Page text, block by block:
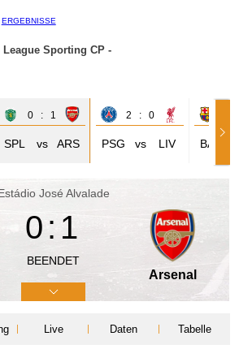
ERGEBNISSE
League Sporting CP -
0 : 1
SPL vs ARS
2 : 0
PSG vs LIV BAR
José Alvalade
0:1
BEENDET
Arsenal
Live Daten Tabelle